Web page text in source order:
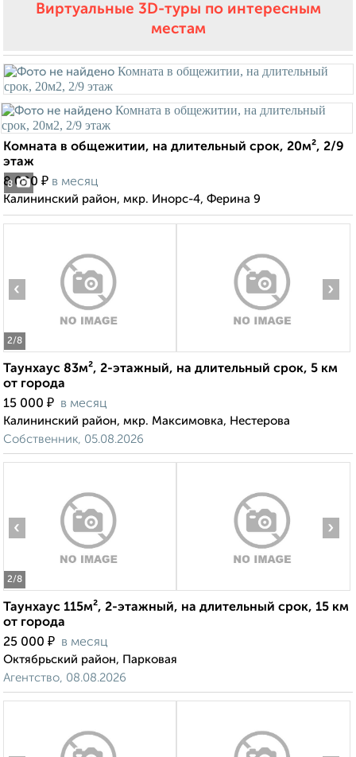
Виртуальные 3D-туры по интересным
местам
8
Комната в общежитии, на длительный срок, 20м², 2/9
этаж
8 000 ₽ в месяц
Калининский район, мкр. Инорс-4, Ферина 9
2/8
‹ ›
Таунхаус 83м², 2-этажный, на длительный срок, 5 км
от города
15 000 ₽ в месяц
Калининский район, мкр. Максимовка, Нестерова
Собственник, 05.08.2026
2/8
‹ ›
Таунхаус 115м², 2-этажный, на длительный срок, 15 км
от города
25 000 ₽ в месяц
Октябрьский район, Парковая
Агентство, 08.08.2026